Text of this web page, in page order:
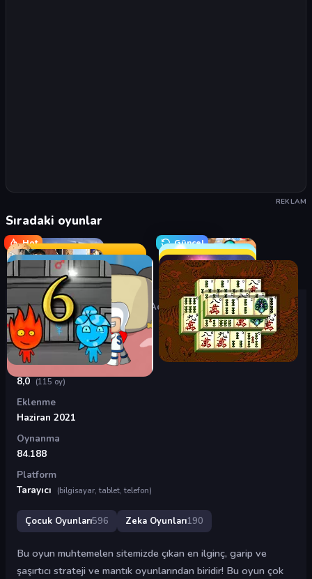
REKLAM
Sıradaki oyunlar
Hot Güncel
Oyunlar›Çocuk Oyunları›Garip Ada
Garip Ada
Puan
8,0 (115 oy)
Eklenme
Haziran 2021
Oynanma
84.188
Platform
Tarayıcı
(bilgisayar, tablet, telefon)
Çocuk Oyunları596 Zeka Oyunları190
Bu oyun muhtemelen sitemizde çıkan en ilginç, garip ve
şaşırtıcı strateji ve mantık oyunlarından biridir! Bu oyun çok